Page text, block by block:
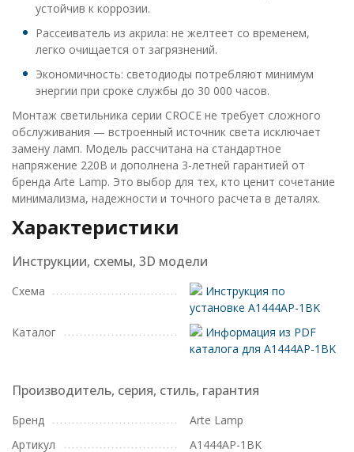
устойчив к коррозии.
Рассеиватель из акрила: не желтеет со временем,
легко очищается от загрязнений.
Экономичность: светодиоды потребляют минимум
энергии при сроке службы до 30 000 часов.
Монтаж светильника серии CROCE не требует сложного
обслуживания — встроенный источник света исключает
замену ламп. Модель рассчитана на стандартное
напряжение 220В и дополнена 3-летней гарантией от
бренда Arte Lamp. Это выбор для тех, кто ценит сочетание
минимализма, надежности и точного расчета в деталях.
Характеристики
Инструкции, схемы, 3D модели
Схема
Инструкция по
установке A1444AP-1BK
Каталог
Информация из PDF
каталога для A1444AP-1BK
Производитель, серия, стиль, гарантия
Бренд
Arte Lamp
Артикул
A1444AP-1BK